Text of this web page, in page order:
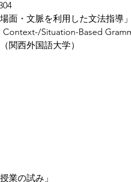
面・文脈を利用した文法指導」
Context-/Situation-Based
関西外国語大学）
業の試み」